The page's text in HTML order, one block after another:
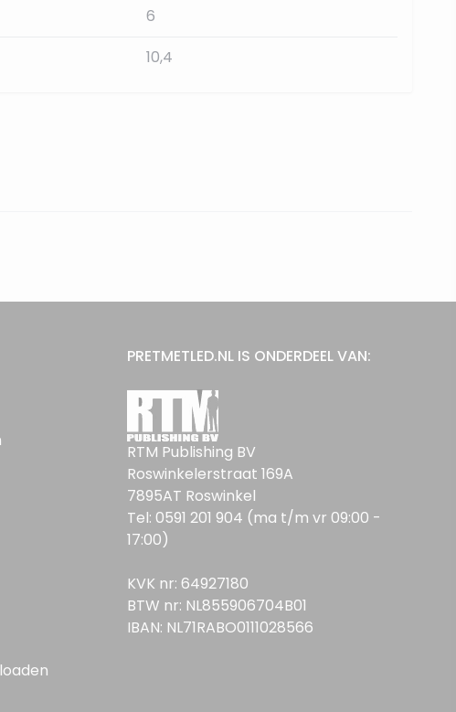
6
10,4
PRETMETLED.NL IS ONDERDEEL VAN:
RTM Publishing BV
Roswinkelerstraat 169A
7895AT Roswinkel
Tel: 0591 201 904 (ma t/m vr 09:00 -
17:00)
KVK nr: 64927180
BTW nr: NL855906704B01
IBAN: NL71RABO0111028566